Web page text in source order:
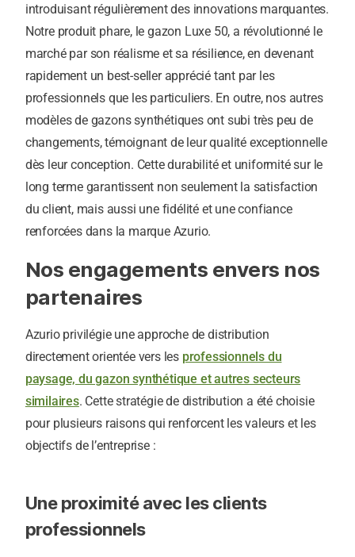
introduisant régulièrement des innovations marquantes.
Notre produit phare, le gazon Luxe 50, a révolutionné le
marché par son réalisme et sa résilience, en devenant
rapidement un best-seller apprécié tant par les
professionnels que les particuliers. En outre, nos autres
modèles de gazons synthétiques ont subi très peu de
changements, témoignant de leur qualité exceptionnelle
dès leur conception. Cette durabilité et uniformité sur le
long terme garantissent non seulement la satisfaction
du client, mais aussi une fidélité et une confiance
renforcées dans la marque Azurio.
Nos engagements envers nos
partenaires
Azurio privilégie une approche de distribution
directement orientée vers les professionnels du
paysage, du gazon synthétique et autres secteurs
similaires. Cette stratégie de distribution a été choisie
pour plusieurs raisons qui renforcent les valeurs et les
objectifs de l’entreprise :
Une proximité avec les clients
professionnels